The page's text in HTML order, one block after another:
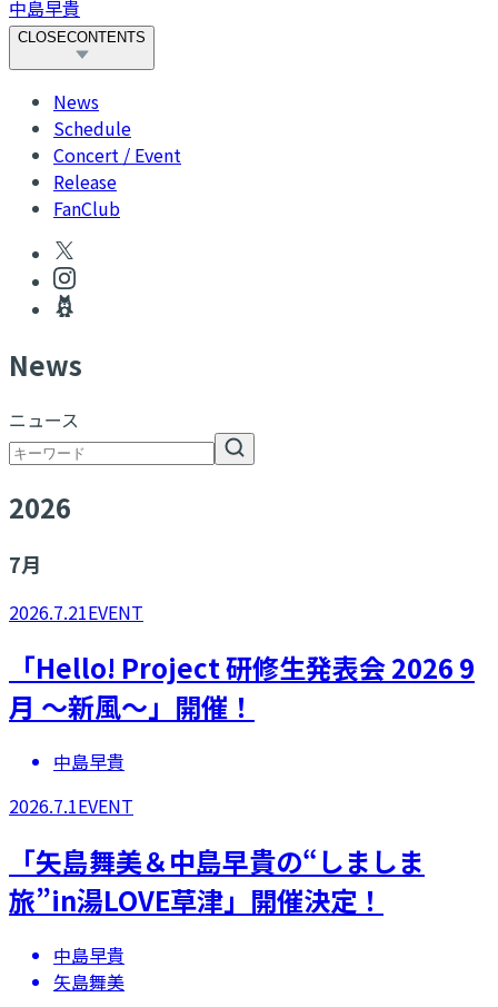
中島早貴
CLOSECONTENTS
News
Schedule
Concert / Event
Release
FanClub
News
ニュース
2026
7月
2026.7.21EVENT
「Hello! Project 研修生発表会 2026 9
月 ～新風～」開催！
中島早貴
2026.7.1EVENT
「矢島舞美＆中島早貴の“しましま
旅”in湯LOVE草津」開催決定！
中島早貴
矢島舞美